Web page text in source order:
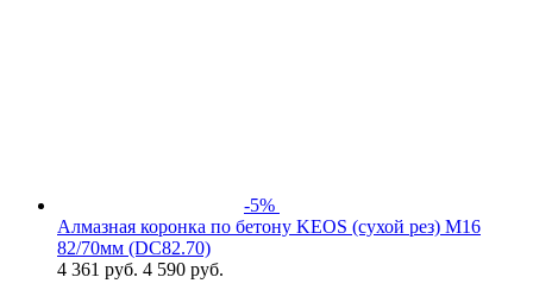
-5%
Алмазная коронка по бетону KEOS (сухой рез) М16
82/70мм (DC82.70)
4 361 руб. 4 590 руб.